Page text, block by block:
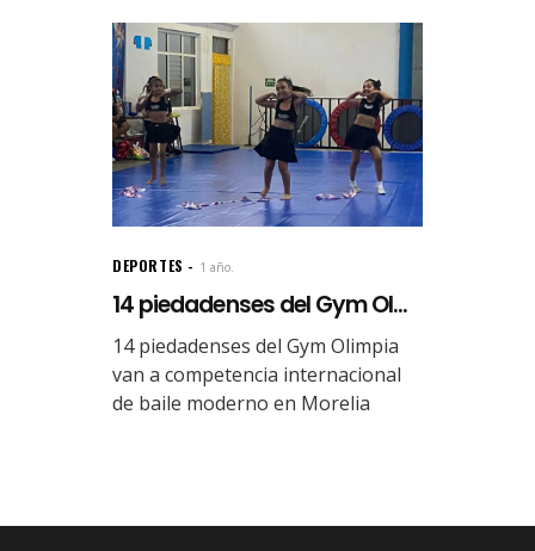
DEPORTES 1 año.
14 piedadenses del Gym Ol...
14 piedadenses del Gym Olimpia
van a competencia internacional
de baile moderno en Morelia